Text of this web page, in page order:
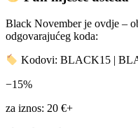
Black November je ovdje –
odgovarajućeg koda:
Kodovi: BLACK15 |
−15%
za iznos: 20 €+